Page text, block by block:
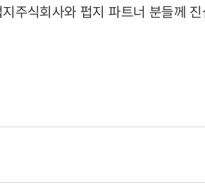
주식회사와 펍지 파트너 분들께